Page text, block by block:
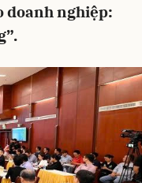
doanh nghiệp: